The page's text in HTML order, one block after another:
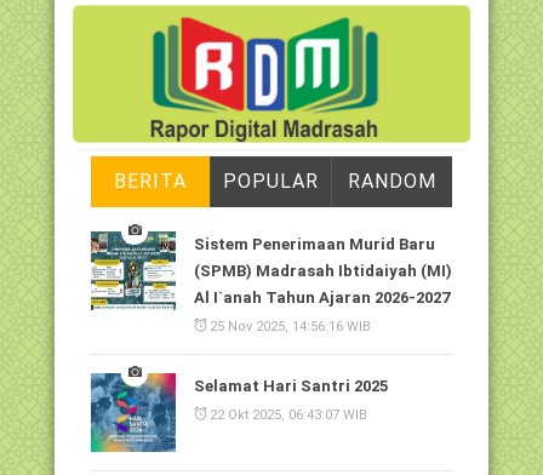
BERITA POPULAR RANDOM
Sistem Penerimaan Murid Baru
(SPMB) Madrasah Ibtidaiyah (MI)
Al I`anah Tahun Ajaran 2026-2027
25 Nov 2025, 14:56:16 WIB
Selamat Hari Santri 2025
22 Okt 2025, 06:43:07 WIB